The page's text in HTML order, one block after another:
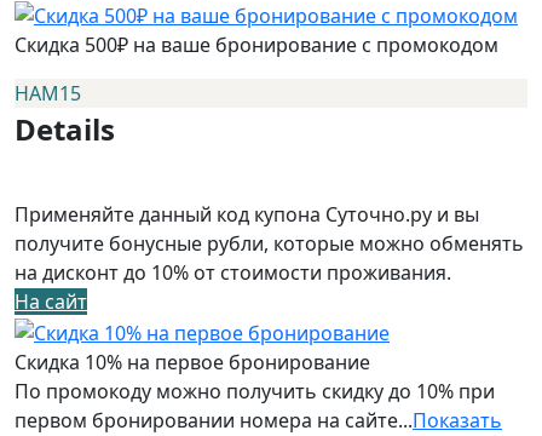
Скидка 500₽ на ваше бронирование с промокодом
НАМ15
Details
Применяйте данный код купона Суточно.ру и вы
получите бонусные рубли, которые можно обменять
на дисконт до 10% от стоимости проживания.
На сайт
Скидка 10% на первое бронирование
По промокоду можно получить скидку до 10% при
первом бронировании номера на сайте...Показать